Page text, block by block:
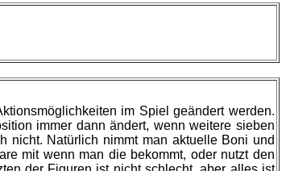
im Spiel geändert werden.
immer dann ändert, wenn weitere sieben
nicht. Natürlich nimmt man aktuelle Boni und
mit wenn man die bekommt, oder nutzt den